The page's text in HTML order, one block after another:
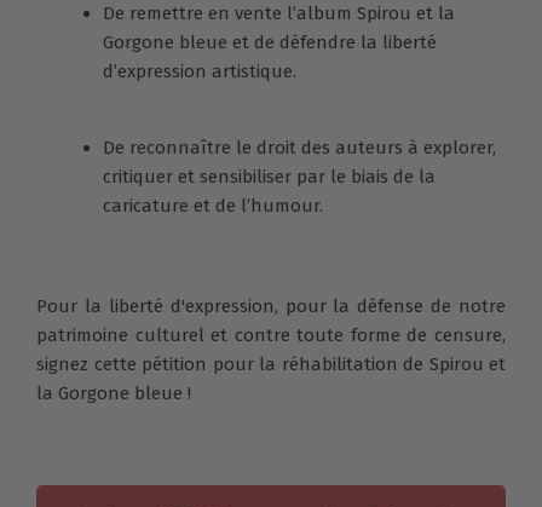
De remettre en vente l’album Spirou et la
Gorgone bleue et de défendre la liberté
d’expression artistique.
De reconnaître le droit des auteurs à explorer,
critiquer et sensibiliser par le biais de la
caricature et de l’humour.
Pour la liberté d'expression, pour la défense de notre
patrimoine culturel et contre toute forme de censure,
signez cette pétition pour la réhabilitation de Spirou et
la Gorgone bleue !